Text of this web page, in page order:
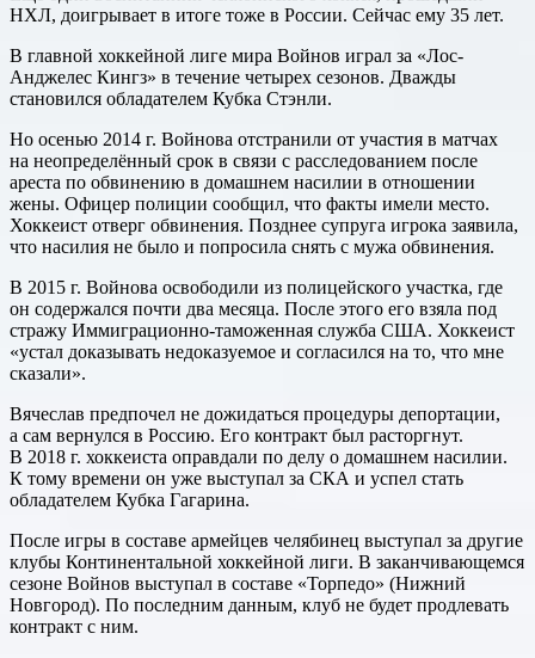
НХЛ, доигрывает в итоге тоже в России. Сейчас ему 35 лет.
В главной хоккейной лиге мира Войнов играл за «Лос-
Анджелес Кингз» в течение четырех сезонов. Дважды
становился обладателем Кубка Стэнли.
Но осенью 2014 г. Войнова отстранили от участия в матчах
на неопределённый срок в связи с расследованием после
ареста по обвинению в домашнем насилии в отношении
жены. Офицер полиции сообщил, что факты имели место.
Хоккеист отверг обвинения. Позднее супруга игрока заявила,
что насилия не было и попросила снять с мужа обвинения.
В 2015 г. Войнова освободили из полицейского участка, где
он содержался почти два месяца. После этого его взяла под
стражу Иммиграционно-таможенная служба США. Хоккеист
«устал доказывать недоказуемое и согласился на то, что мне
сказали».
Вячеслав предпочел не дожидаться процедуры депортации,
а сам вернулся в Россию. Его контракт был расторгнут.
В 2018 г. хоккеиста оправдали по делу о домашнем насилии.
К тому времени он уже выступал за СКА и успел стать
обладателем Кубка Гагарина.
После игры в составе армейцев челябинец выступал за другие
клубы Континентальной хоккейной лиги. В заканчивающемся
сезоне Войнов выступал в составе «Торпедо» (Нижний
Новгород). По последним данным, клуб не будет продлевать
контракт с ним.